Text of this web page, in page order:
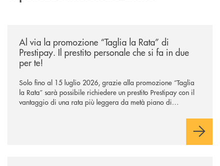
Al via la promozione “Taglia la Rata” di
Prestipay. Il prestito personale che si fa in due
per te!
Solo fino al 15 luglio 2026, grazie alla promozione “Taglia
la Rata” sarà possibile richiedere un prestito Prestipay con il
vantaggio di una rata più leggera da metà piano di